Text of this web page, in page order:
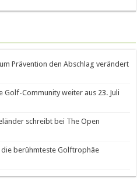
Prävention den Abschlag verändert
Golf-Community weiter aus 23. Juli
schreibt bei The Open
die berühmteste Golftrophäe